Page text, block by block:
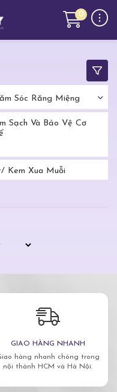
0
Sóc Răng Miệng
Sạch Và Bảo Vệ Cơ
Kem Xua Muỗi
GIAO HÀNG NHANH
hàng nhanh chóng trong
nội thành HCM và Hà Nội.